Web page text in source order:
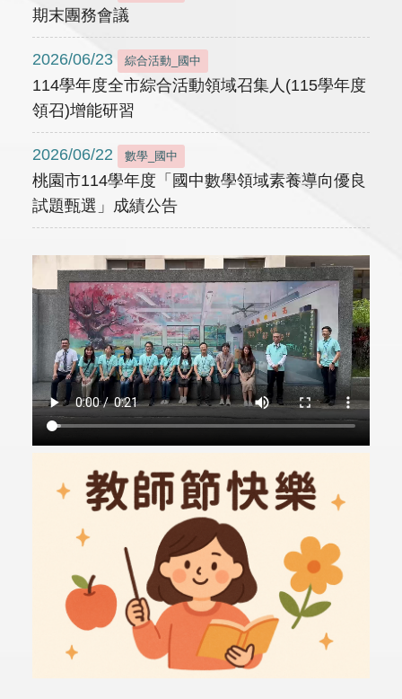
期末團務會議
2026/06/23 綜合活動_國中
114學年度全市綜合活動領域召集人(115學年度
領召)增能研習
2026/06/22 數學_國中
桃園市114學年度「國中數學領域素養導向優良
試題甄選」成績公告